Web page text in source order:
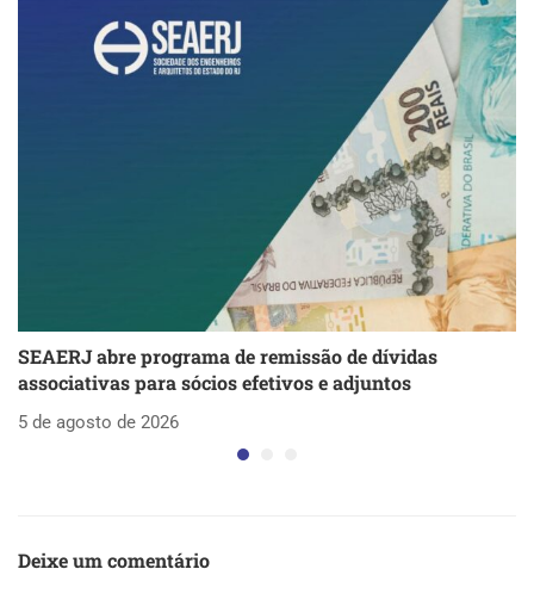
SEAERJ abre programa de remissão de dívidas
associativas para sócios efetivos e adjuntos
5 de agosto de 2026
Deixe um comentário